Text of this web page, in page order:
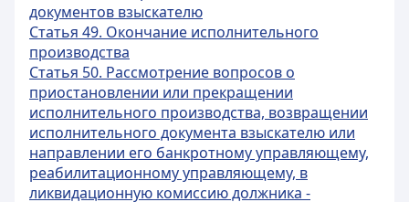
документов взыскателю
Статья 49. Окончание исполнительного
производства
Статья 50. Рассмотрение вопросов о
приостановлении или прекращении
исполнительного производства, возвращении
исполнительного документа взыскателю или
направлении его банкротному управляющему,
реабилитационному управляющему, в
ликвидационную комиссию должника -